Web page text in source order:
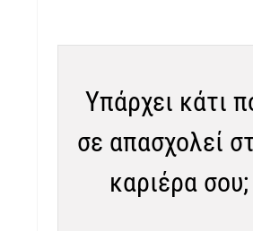
Υπάρχει κάτι
σε απασχολεί
καριέρα σου;